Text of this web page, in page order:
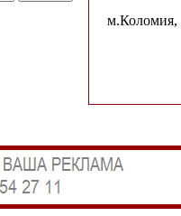
м.Коломия,